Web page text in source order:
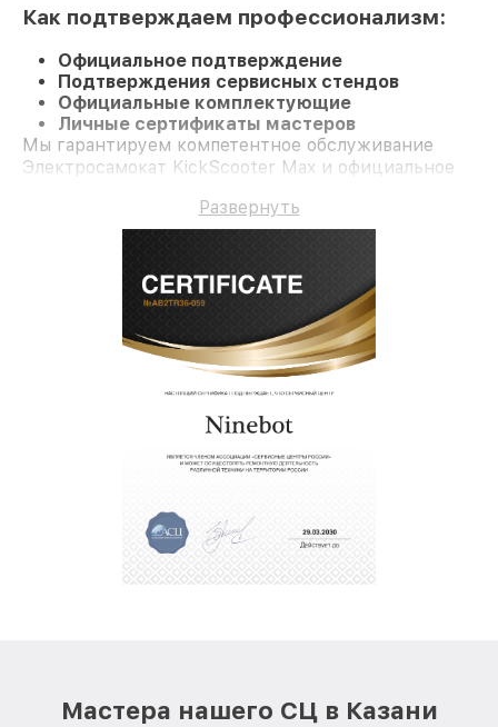
Как подтверждаем профессионализм:
Официальное подтверждение
Подтверждения сервисных стендов
Официальные комплектующие
Личные сертификаты мастеров
Мы гарантируем компетентное обслуживание
Электросамокат KickScooter Max и официальное
Развернуть
Мастера нашего СЦ в Казани